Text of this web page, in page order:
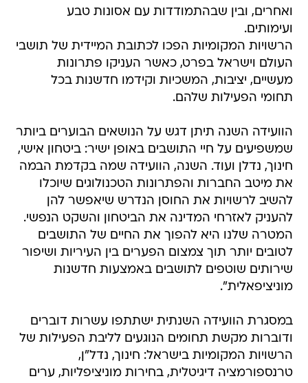
ואחרים, ובין שבהתמודדות עם אסונות טבע
ועימותים.
הרשויות המקומיות הפכו לכתובת המיידית של תושבי
העולם וישראל בפרט, כאשר העניקו פתרונות
מעשיים, יציבות, המשכיות וקידמו חדשנות בכל
תחומי הפעילות שלהם.
הוועידה השנה תיתן דגש על הנושאים הבוערים ביותר
שמשפיעים על חיי התושבים באופן ישיר: ביטחון אישי,
חינוך, נדלן ועוד. השנה, הוועידה שמה בקדמת הבמה
את מיטב החברות והפתרונות הטכנולוגים שיוכלו
להשיב לרשויות את החוסן הנדרש שיאפשר להן
להעניק לאזרחי המדינה את הביטחון והשקט הנפשי.
המטרה שלנו היא להפוך את החיים של התושבים
לטובים יותר תוך צמצום הפערים בין העיריות ושיפור
שירותים שוטפים לתושבים באמצעות חדשנות
מוניציפאלית".
במסגרת הוועידה השנתית ישתתפו עשרות דוברים
ודוברות מקשת תחומים הנוגעים לליבת הפעילות של
הרשויות המקומיות בישראל: חינוך, נדל"ן,
טרנספורמציה דיגיטלית, בחירות מוניציפליות, ערים